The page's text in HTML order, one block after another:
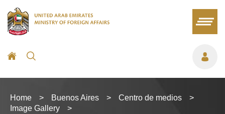
Home > Buenos Aires > Centro de medios
>
Image Gallery
>